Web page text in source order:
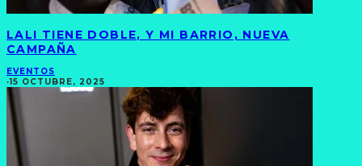
LALI TIENE DOBLE, Y MI BARRIO, NUEVA
CAMPAÑA
EVENTOS
·15 OCTUBRE, 2025